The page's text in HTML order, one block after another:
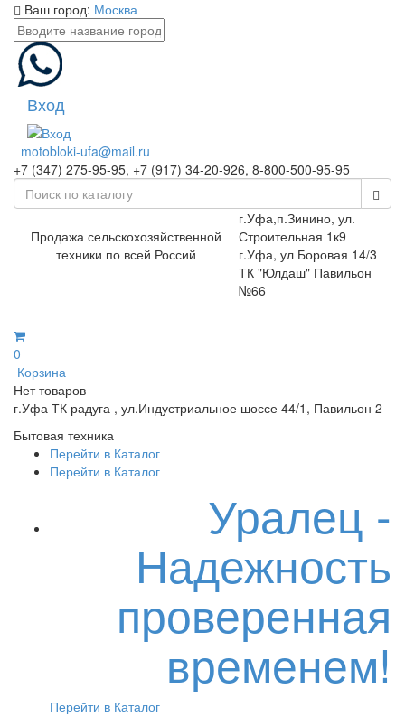
Ваш город: Москва
Вход
motobloki-ufa@mail.ru
+7 (347) 275-95-95, +7 (917) 34-20-926, 8-800-500-95-95
Продажа сельскохозяйственной
техники по всей Россий
г.Уфа,п.Зинино, ул.
Строительная 1к9
г.Уфа, ул Боровая 14/3
ТК "Юлдаш" Павильон
№66
0
Корзина
Нет товаров
г.Уфа ТК радуга , ул.Индустриальное шоссе 44/1, Павильон 2
Бытовая техника
Перейти в Каталог
Перейти в Каталог
Уралец -
Надежность
проверенная
временем!
Перейти в Каталог